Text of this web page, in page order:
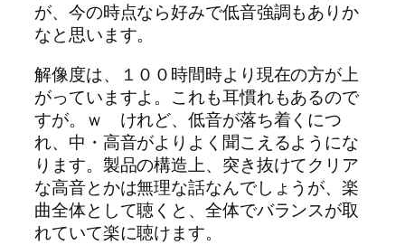
が、今の時点なら好みで低音強調もありか
なと思います。
解像度は、１００時間時より現在の方が上
がっていますよ。これも耳慣れもあるので
すが。ｗ けれど、低音が落ち着くにつ
れ、中・高音がよりよく聞こえるようにな
ります。製品の構造上、突き抜けてクリア
な高音とかは無理な話なんでしょうが、楽
曲全体として聴くと、全体でバランスが取
れていて楽に聴けます。